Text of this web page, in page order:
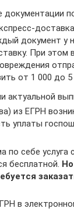
документации
документ у
При этом
от 1 000 до 5
актуальной
из ЕГРН
уплаты
по себе услуга
бесплатной.
в